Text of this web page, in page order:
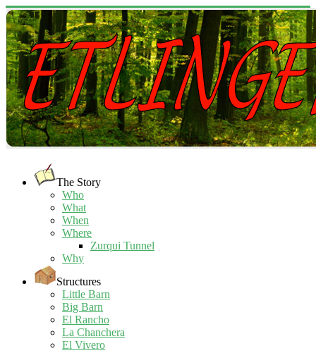
The Story
Who
What
When
Where
Zurqui Tunnel
Why
Structures
Little Barn
Big Barn
El Rancho
La Chanchera
El Vivero